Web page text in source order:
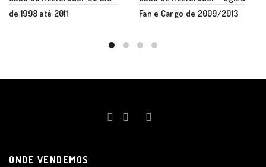
de 1998 até 2011
Fan e Cargo de 2009/2013
ONDE VENDEMOS